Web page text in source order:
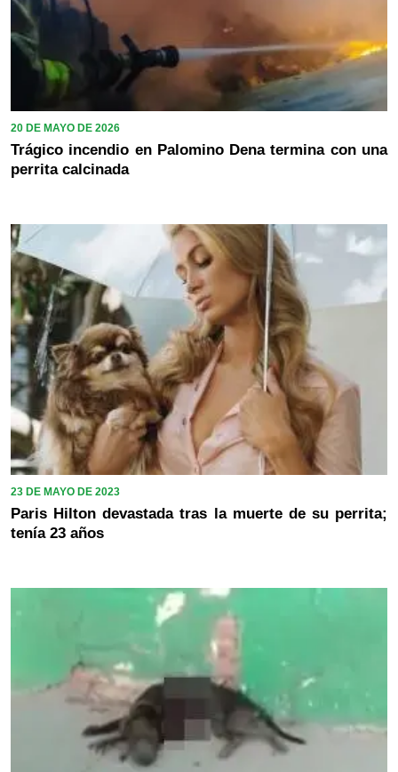
20 DE MAYO DE 2026
Trágico incendio en Palomino Dena termina con una
perrita calcinada
23 DE MAYO DE 2023
Paris Hilton devastada tras la muerte de su perrita;
tenía 23 años